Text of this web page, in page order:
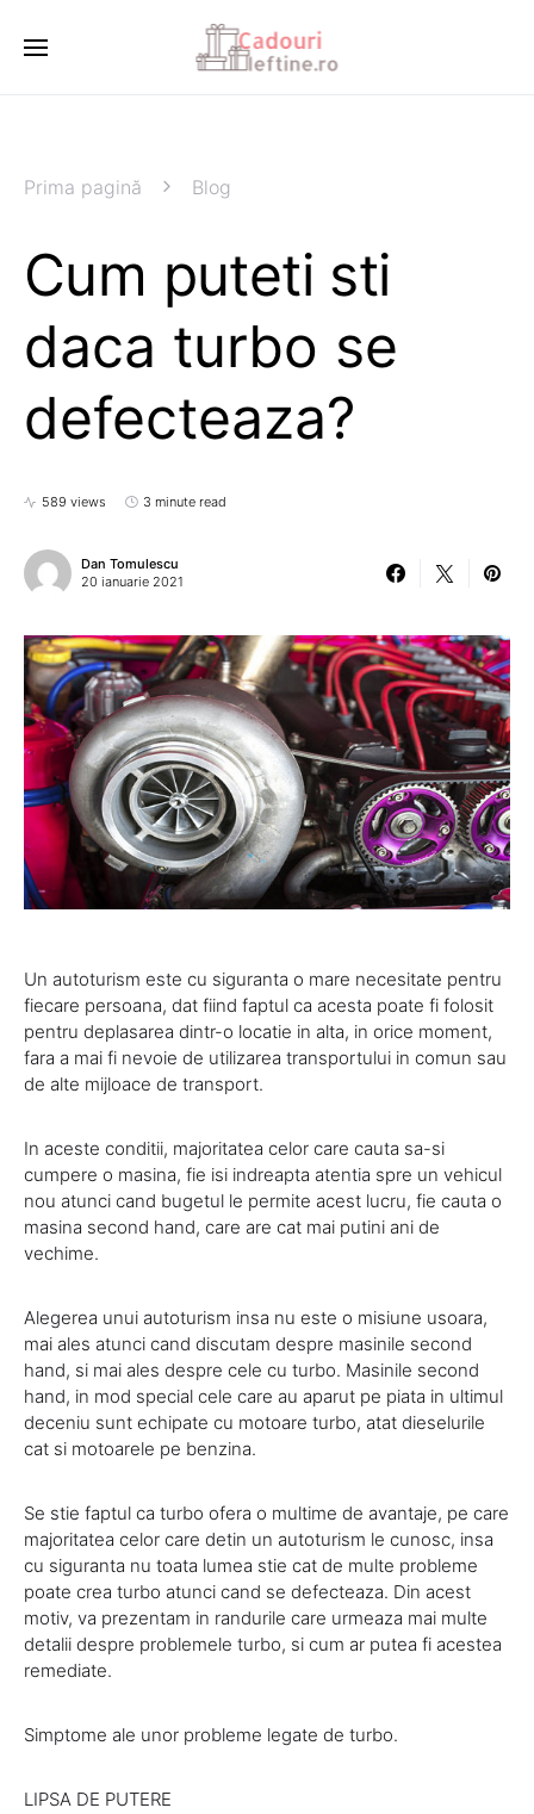
Prima pagină Blog
Cum puteti sti
daca turbo se
defecteaza?
589 views 3 minute read
Dan Tomulescu
20 ianuarie 2021
Un autoturism este cu siguranta o mare necesitate pentru
fiecare persoana, dat fiind faptul ca acesta poate fi folosit
pentru deplasarea dintr-o locatie in alta, in orice moment,
fara a mai fi nevoie de utilizarea transportului in comun sau
de alte mijloace de transport.
In aceste conditii, majoritatea celor care cauta sa-si
cumpere o masina, fie isi indreapta atentia spre un vehicul
nou atunci cand bugetul le permite acest lucru, fie cauta o
masina second hand, care are cat mai putini ani de
vechime.
Alegerea unui autoturism insa nu este o misiune usoara,
mai ales atunci cand discutam despre masinile second
hand, si mai ales despre cele cu turbo. Masinile second
hand, in mod special cele care au aparut pe piata in ultimul
deceniu sunt echipate cu motoare turbo, atat dieselurile
cat si motoarele pe benzina.
Se stie faptul ca turbo ofera o multime de avantaje, pe care
majoritatea celor care detin un autoturism le cunosc, insa
cu siguranta nu toata lumea stie cat de multe probleme
poate crea turbo atunci cand se defecteaza. Din acest
motiv, va prezentam in randurile care urmeaza mai multe
detalii despre problemele turbo, si cum ar putea fi acestea
remediate.
Simptome ale unor probleme legate de turbo.
LIPSA DE PUTERE